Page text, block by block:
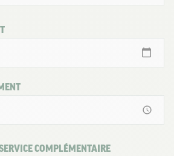
COMPLÉMENTAIRE